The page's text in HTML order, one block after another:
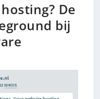
De
bij